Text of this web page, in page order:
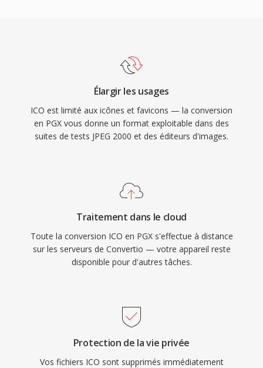
Élargir les usages
ICO est limité aux icônes et favicons — la conversion
en PGX vous donne un format exploitable dans des
suites de tests JPEG 2000 et des éditeurs d'images.
Traitement dans le cloud
Toute la conversion ICO en PGX s'effectue à distance
sur les serveurs de Convertio — votre appareil reste
disponible pour d'autres tâches.
Protection de la vie privée
Vos fichiers ICO sont supprimés immédiatement